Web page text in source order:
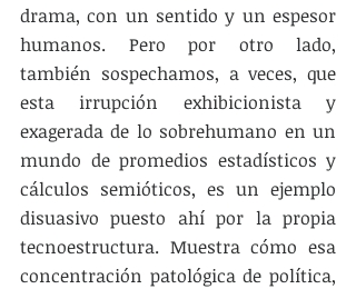
drama, con un sentido y un espesor
humanos. Pero por otro lado,
también sospechamos, a veces, que
esta irrupción exhibicionista y
exagerada de lo sobrehumano en un
mundo de promedios estadísticos y
cálculos semióticos, es un ejemplo
disuasivo puesto ahí por la propia
tecnoestructura. Muestra cómo esa
concentración patológica de política,